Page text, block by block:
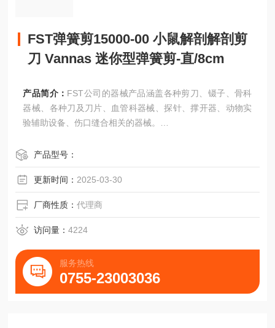
FST弹簧剪15000-00 小鼠解剖解剖剪
刀 Vannas 迷你型弹簧剪-直/8cm
产品简介： FST公司的器械产品涵盖各种剪刀、镊子、骨科
器械、各种刀及刀片、血管科器械、探针、撑开器、动物实
验辅助设备、伤口缝合相关的器械。
剪-直/8cm
产品型号：
更新时间： 2025-03-30
厂商性质：代理商
访问量：4224
服务热线
0755-23003036